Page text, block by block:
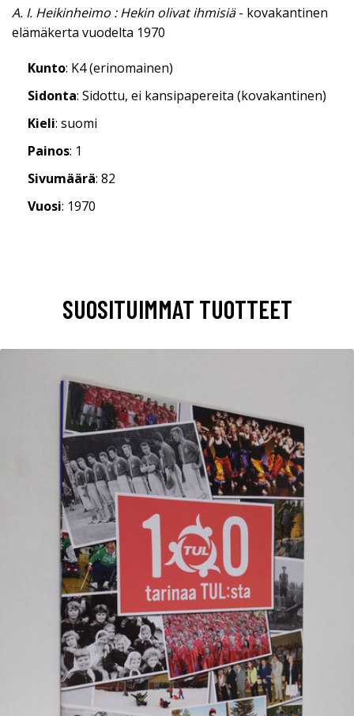
A. I. Heikinheimo : Hekin olivat ihmisiä- kovakantinen
elämäkerta vuodelta 1970
Kunto: K4 (erinomainen)
Sidonta: Sidottu, ei kansipapereita (kovakantinen)
Kieli: suomi
Painos: 1
Sivumäärä: 82
Vuosi: 1970
SUOSITUIMMAT TUOTTEET